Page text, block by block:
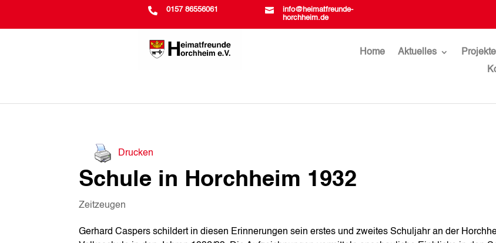
 0157 86556061 
info@heimatfreunde-
horchheim.de
Home Aktuelles Projekte
Drucken
Schule in Horchheim 1932
Zeitzeugen
Gerhard Caspers schildert in diesen Erinnerungen sein erstes und zweites Schuljahr an der